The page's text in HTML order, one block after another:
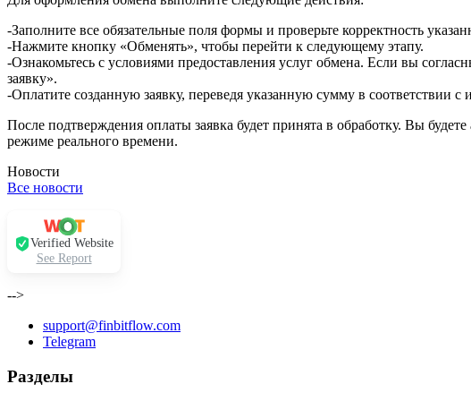
-Заполните все обязательные поля формы и проверьте корректность
-Нажмите кнопку «Обменять», чтобы перейти к следующему этапу.
-Ознакомьтесь с условиями предоставления услуг обмена. Если вы
заявку».
-Оплатите созданную заявку, переведя указанную сумму в соответствии
После подтверждения оплаты заявка будет принята в обработку. Вы
режиме реального времени.
Новости
Все новости
Verified Website
See Report
-->
support@finbitflow.com
Telegram
Разделы